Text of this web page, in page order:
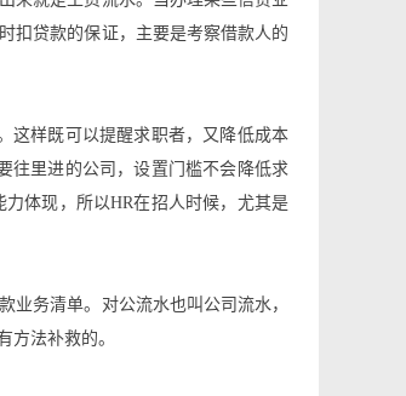
扣贷款的保证，主要是考察借款人的
这样既可以提醒求职者，又降低成本
往里进的公司，设置门槛不会降低求
体现，所以HR在招人时候，尤其是
业务清单。对公流水也叫公司流水，
方法补救的。